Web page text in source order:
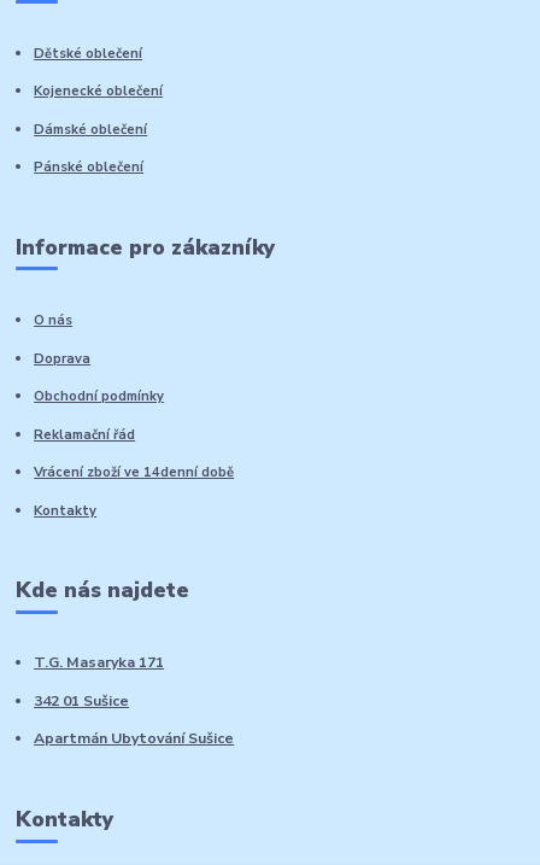
Dětské oblečení
Kojenecké oblečení
Dámské oblečení
Pánské oblečení
Informace pro zákazníky
O nás
Doprava
Obchodní podmínky
Reklamační řád
Vrácení zboží ve 14denní době
Kontakty
Kde nás najdete
T.G. Masaryka 171
342 01 Sušice
Apartmán Ubytování Sušice
Kontakty